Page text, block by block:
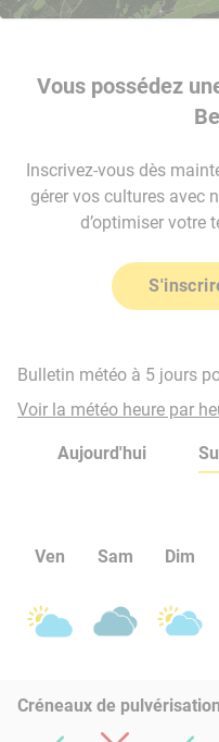
Vous possédez
Inscrivez-vous dès
gérer vos cultures avec
d’optimiser votre
Bulletin météo à 5 jours
Voir la météo heure par
Aujourd'hui
Ven Sam Dim
Créneaux de pulvérisation